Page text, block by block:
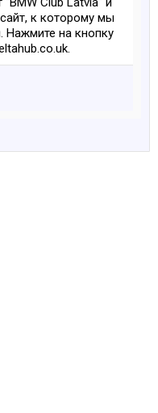
к которому мы
Нажмите на кнопку